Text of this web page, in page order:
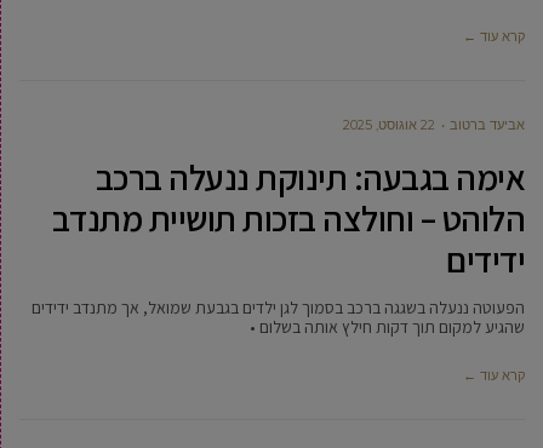
קרא עוד ←
אביעד ברטוב 22 אוגוסט, 2025
אימה בגבעה: תינוקת ננעלה ברכב
הלוהט – וחולצה בזכות תושיית מתנדב
ידידים
הפעוטה ננעלה בשגגה ברכב בסמוך לגן ילדים בגבעת שמואל, אך מתנדב ידידים
שהגיע למקום תוך דקות חילץ אותה בשלום •
קרא עוד ←